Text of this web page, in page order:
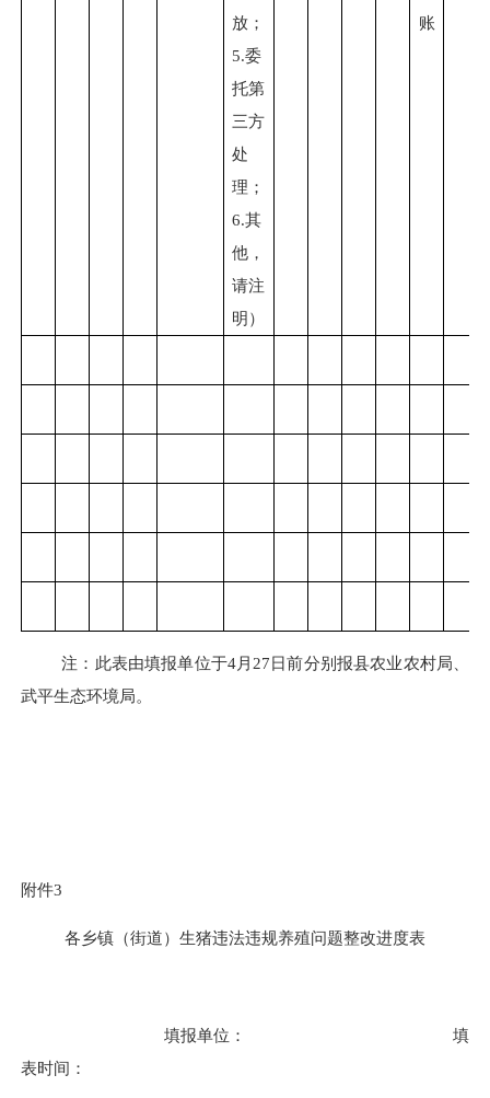
放；
5.委
托第
三方
处
理；
6.其
他，
请注
明）
账
注：此表由填报单位于4月 27日前分别报县农业农村局、
武平生态环境局。
附件3
各乡镇（街道）生猪违法违规养殖问题整改进度表
填报单位：
填
表时间：